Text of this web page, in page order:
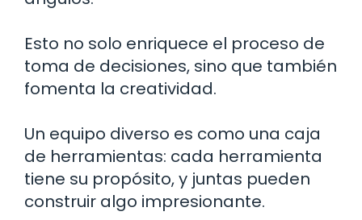
Esto no solo enriquece el proceso de
toma de decisiones, sino que también
fomenta la creatividad.
Un equipo diverso es como una caja
de herramientas: cada herramienta
tiene su propósito, y juntas pueden
construir algo impresionante.